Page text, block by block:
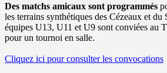
Des matchs amicaux sont programmés
les terrains synthétiques des Cézeaux et du
équipes U13, U11 et U9 sont conviées au
pour un tournoi en salle.
Cliquez ici pour consulter les convocations